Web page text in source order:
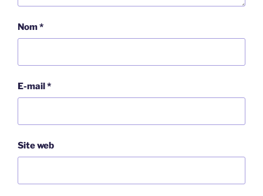
Nom*
E-mail*
Site web